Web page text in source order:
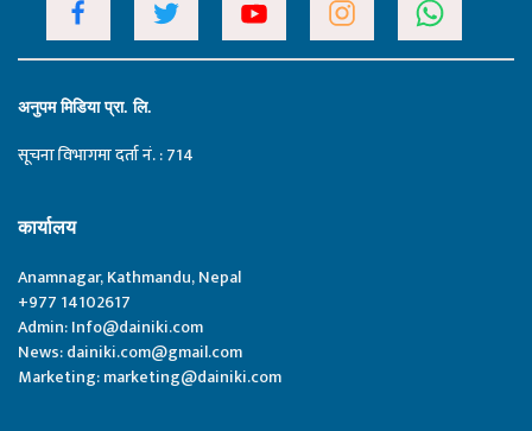
अनुपम मिडिया प्रा. लि.
सूचना विभागमा दर्ता नं. : 714
कार्यालय
Anamnagar, Kathmandu, Nepal
+977 14102617
Admin:Info@dainiki.com
News:dainiki.com@gmail.com
Marketing:marketing@dainiki.com